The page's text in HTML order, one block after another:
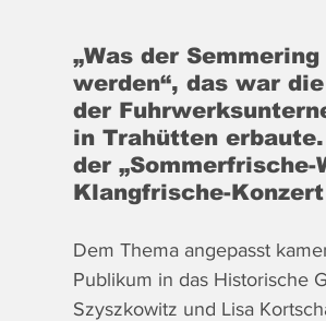
„Was der
werden“, das war
der
in Trahütten
der
Klangfrische-
Dem Thema angepasst
Publikum in das Historische
Szyszkowitz und Lisa